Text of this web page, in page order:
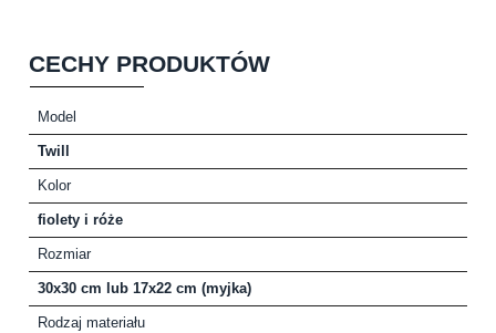
CECHY PRODUKTÓW
Model
Twill
Kolor
fiolety i róże
Rozmiar
30x30 cm lub 17x22 cm (myjka)
Rodzaj materiału